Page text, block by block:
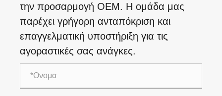
την προσαρμογή OEM. Η ομάδα μας
παρέχει γρήγορη ανταπόκριση και
επαγγελματική υποστήριξη για τις
αγοραστικές σας ανάγκες.